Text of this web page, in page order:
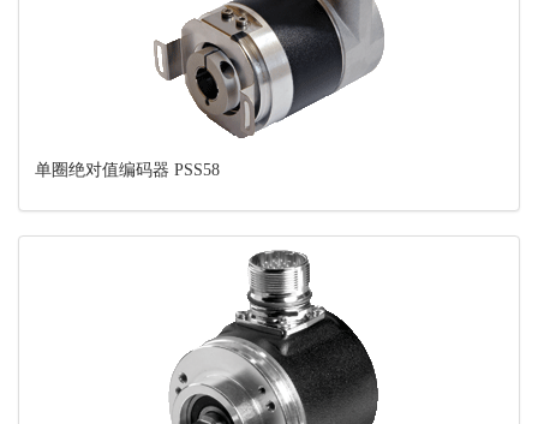
单圈绝对值编码器 PSS58